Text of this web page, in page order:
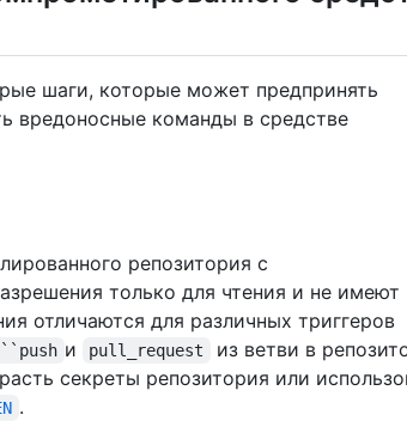
шаги, которые может предпринять
вредоносные команды в средстве
репозитория с
только для чтения и не имеют
отличаются для различных триггеров
и pull_request
из ветви в
секреты репозитория или
.